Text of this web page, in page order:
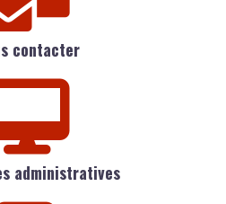
contacter
administratives